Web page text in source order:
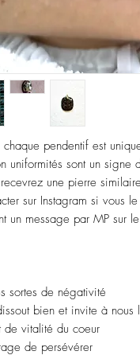
chaque pendentif est
uniformités sont un
une pierre
sur Instagram si vous
un message par MP sur
sortes de négativité
bien et invite à nous
de vitalité du coeur
de persévérer